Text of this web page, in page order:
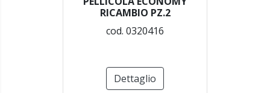
RICAMBIO PZ.2
cod. 0320416
Dettaglio